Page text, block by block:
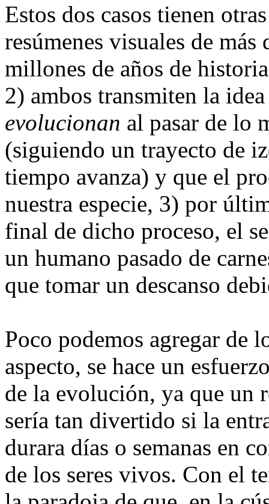
Estos dos casos tienen
resúmenes visuales de
millones de años de
2) ambos transmiten la
evolucionan al pasar de lo
(siguiendo un trayecto de
tiempo avanza) y que el
nuestra especie, 3) por
final de dicho proceso, el
un humano pasado de
que tomar un descanso
Poco podemos agregar de
aspecto, se hace un
de la evolución, ya que un
sería tan divertido si la
durara días o semanas en
de los seres vivos. Con el